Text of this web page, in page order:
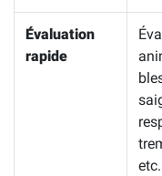
Évaluation
rapide
etc.